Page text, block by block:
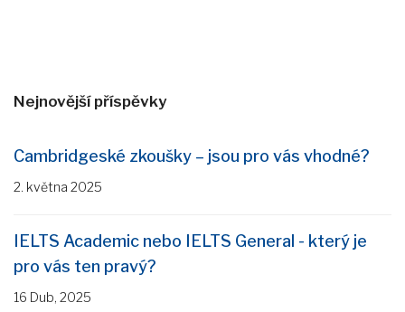
Nejnovější příspěvky
Cambridgeské zkoušky – jsou pro vás vhodné?
2. května 2025
IELTS Academic nebo IELTS General - který je
pro vás ten pravý?
16 Dub, 2025